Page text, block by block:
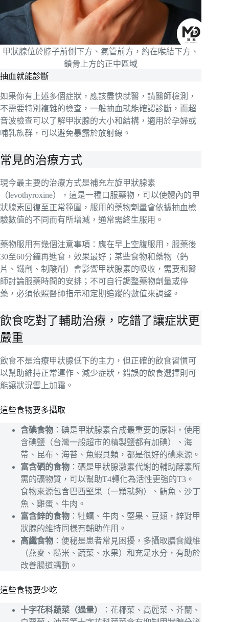
甲狀腺位於脖子前側下方、氣管前方，約在喉結下方、
鎖骨上方的正中區域
抽血就能診斷
如果你有上述多個症狀，應該盡快就醫，請醫師檢測，
不需要特別複雜的檢查，一般抽血就能確認診斷，而超
音波檢查可以了解甲狀腺的大小和結構，適用於孕婦或
哺乳族群，可以避免暴露於放射線。
常見的治療方式
現今最主要的治療方式是補充左旋甲狀腺素
（levothyroxine），這是一種口服藥物，可以使體內的甲
狀腺素回復至正常範圍，服用的藥物劑量會依據抽血檢
驗數值的不同而有所增減，通常需終生服用。
藥物服用有幾個注意事項：應在早上空腹服用，服藥後
30至60分鐘再進食，效果最好；某些食物和藥物（鈣
片、鐵劑、制酸劑）會影響甲狀腺素的吸收，需要和醫
師討論服藥時間的安排；不可自行調整藥物劑量或停
藥，必須依照醫師指示和定期追蹤的數值來調整。
飲食吃對了輔助治療，吃錯了讓症狀更
嚴重
飲食不是治療甲狀腺低下的主力，但正確的飲食習慣可
以幫助維持正常運作、減少症狀，錯誤的飲食選擇則可
能讓狀況雪上加霜。
這些食物要多攝取
含碘食物 ：碘是甲狀腺素合成最重要的原料，使用
含碘鹽（台灣一般超市的精製鹽都有加碘）、海
帶、昆布、海苔、魚蝦貝類，都是很好的碘來源。
富含硒的食物 ：硒是甲狀腺激素代謝的輔助酵素所
需的礦物質，可以幫助T4轉化為活性更強的T3。
食物來源包含巴西堅果（一顆就夠）、鮪魚、沙丁
魚、雞蛋、牛肉。
富含鋅的食物 ：牡蠣、牛肉、堅果、豆類，鋅對甲
狀腺的維持同樣有輔助作用。
高纖食物 ：便秘是患者常見困擾，多攝取膳食纖維
（燕麥、糙米、蔬菜、水果）和充足水分，有助於
改善腸道蠕動。
這些食物要少吃
十字花科蔬菜（過量）
：花椰菜、高麗菜、芥蘭、